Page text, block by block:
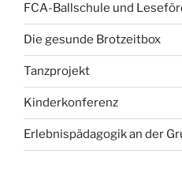
FCA-Ballschule und
Die gesunde Brotzeitbox
Tanzprojekt
Kinderkonferenz
Erlebnispädagogik an der